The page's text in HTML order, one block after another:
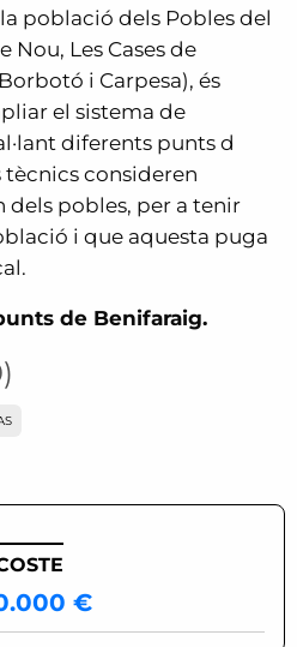
població dels Pobles del
Nou, Les Cases de
i Carpesa), és
el sistema de
diferents punts d
tècnics consideren
dels pobles, per a tenir
i que aquesta puga
de Benifaraig.
€